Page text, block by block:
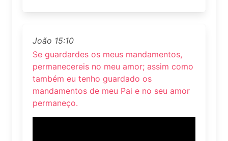
João 15:10
Se guardardes os meus mandamentos,
permanecereis no meu amor; assim como
também eu tenho guardado os
mandamentos de meu Pai e no seu amor
permaneço.